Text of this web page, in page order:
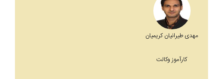
مهدی طیرانیان کریمیان
کارآموز وکالت